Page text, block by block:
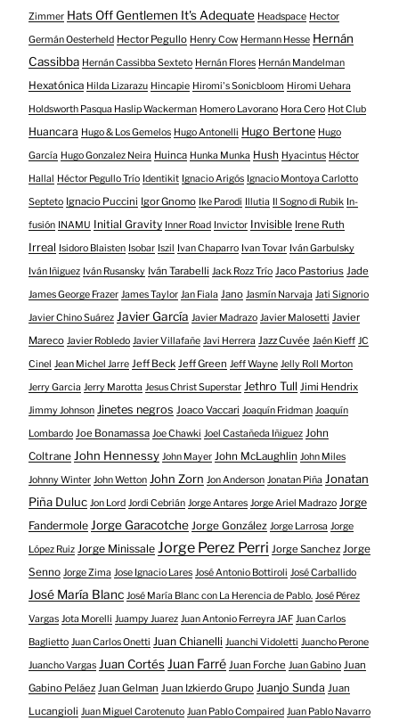
Zimmer Hats Off Gentlemen It's Adequate Headspace Hector
Germán Oesterheld Hector Pegullo Henry Cow Hermann Hesse Hernán
Cassibba Hernán Cassibba Sexteto Hernán Flores Hernán Mandelman
Hexatónica Hilda Lizarazu Hincapie Hiromi's Sonicbloom Hiromi Uehara
Holdsworth Pasqua Haslip Wackerman Homero Lavorano Hora Cero Hot Club
Huancara Hugo & Los Gemelos Hugo Antonelli Hugo Bertone Hugo
García Hugo Gonzalez Neira Huinca Hunka Munka Hush Hyacintus Héctor
Hallal Héctor Pegullo Trío Identikit Ignacio Arigós Ignacio Montoya Carlotto
Septeto Ignacio Puccini Igor Gnomo Ike Parodi Illutia Il Sogno di Rubik In-
fusión INAMU Initial Gravity Inner Road Invictor Invisible Irene Ruth
Irreal Isidoro Blaisten Isobar Iszil Ivan Chaparro Ivan Tovar Iván Garbulsky
Iván Iñiguez Iván Rusansky Iván Tarabelli Jack Rozz Trío Jaco Pastorius Jade
James George Frazer James Taylor Jan Fiala Jano Jasmín Narvaja Jati Signorio
Javier Chino Suárez Javier García Javier Madrazo Javier Malosetti Javier
Mareco Javier Robledo Javier Villafañe Javi Herrera Jazz Cuvée Jaén Kieff JC
Cinel Jean Michel Jarre Jeff Beck Jeff Green Jeff Wayne Jelly Roll Morton
Jerry Garcia Jerry Marotta Jesus Christ Superstar Jethro Tull Jimi Hendrix
Jimmy Johnson Jinetes negros Joaco Vaccari Joaquín Fridman Joaquín
Lombardo Joe Bonamassa Joe Chawki Joel Castañeda Iñiguez John
Coltrane John Hennessy John Mayer John McLaughlin John Miles
Johnny Winter John Wetton John Zorn Jon Anderson Jonatan Piña Jonatan
Piña Duluc Jon Lord Jordi Cebrián Jorge Antares Jorge Ariel Madrazo Jorge
Fandermole Jorge Garacotche Jorge González Jorge Larrosa Jorge
López Ruiz Jorge Minissale Jorge Perez Perri Jorge Sanchez Jorge
Senno Jorge Zima Jose Ignacio Lares José Antonio Bottiroli José Carballido
José María Blanc José María Blanc con La Herencia de Pablo. José Pérez
Vargas Jota Morelli Juampy Juarez Juan Antonio Ferreyra JAF Juan Carlos
Baglietto Juan Carlos Onetti Juan Chianelli Juanchi Vidoletti Juancho Perone
Juancho Vargas Juan Cortés Juan Farré Juan Forche Juan Gabino Juan
Gabino Peláez Juan Gelman Juan Izkierdo Grupo Juanjo Sunda Juan
Lucangioli Juan Miguel Carotenuto Juan Pablo Compaired Juan Pablo Navarro